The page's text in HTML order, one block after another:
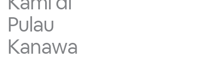
Pulau
Kanawa